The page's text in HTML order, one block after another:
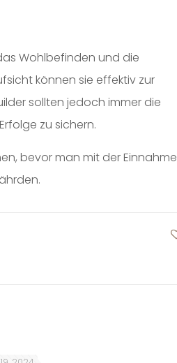
Wohlbefinden und die
können sie effektiv zur
sollten jedoch immer die
zu sichern.
bevor man mit der Einnahme